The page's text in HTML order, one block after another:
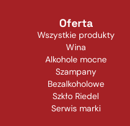
Oferta
Wszystkie produkty
Wina
Alkohole mocne
Szampany
Bezalkoholowe
Szkło Riedel
Serwis marki